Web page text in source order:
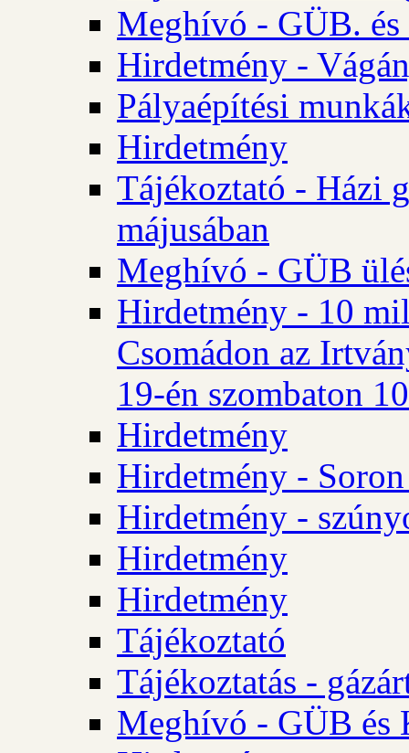
Meghívó - GÜB.
Hirdetmény -
Pályaépítési
Hirdetmény
Tájékoztató - Házi
májusában
Meghívó - GÜB
Hirdetmény - 10
Csomádon az
19-én szombaton
Hirdetmény
Hirdetmény -
Hirdetmény -
Hirdetmény
Hirdetmény
Tájékoztató
Tájékoztatás -
Meghívó - GÜB és